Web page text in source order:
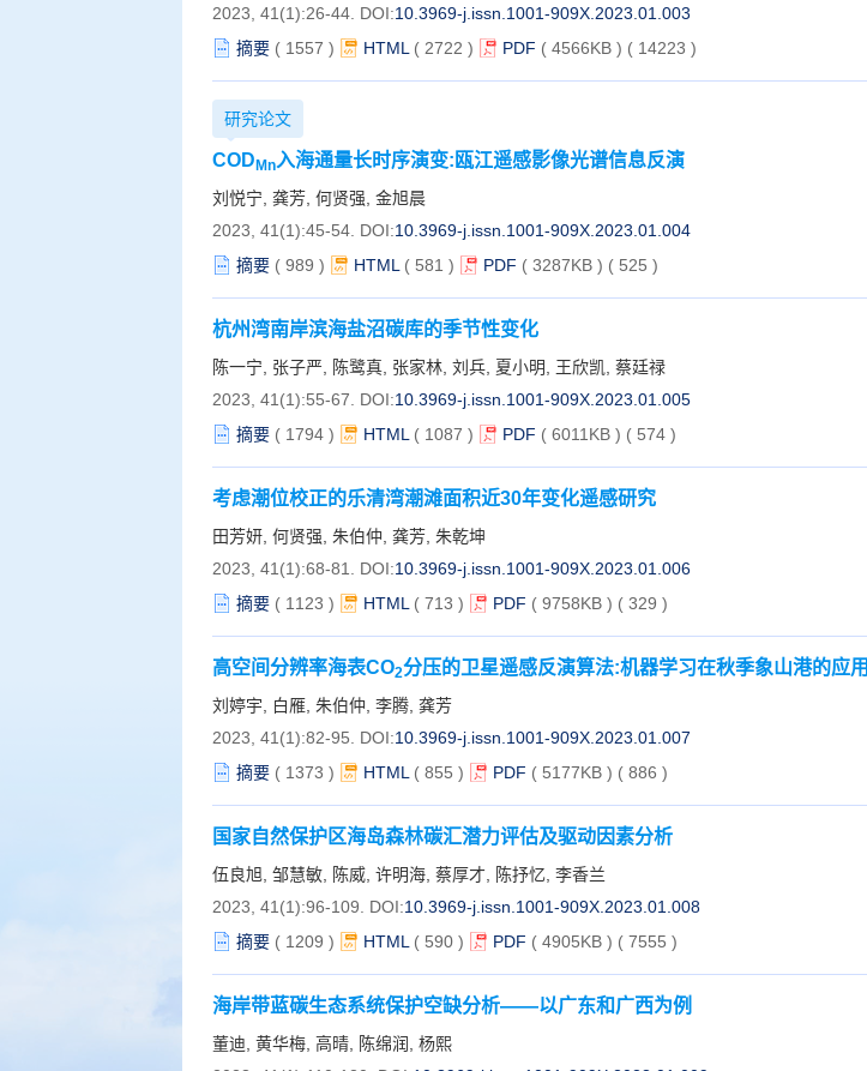
2023, 41(1):26-44. DOI:10.3969-j.issn.1001-909X.2023.01.003
摘要 ( 1557 ) HTML ( 2722 ) PDF ( 4566KB ) ( 14223 )
研究论文
COD Mn入海通量长时序演变:瓯江遥感影像光谱信息反演
刘悦宁, 龚芳, 何贤强, 金旭晨
2023, 41(1):45-54. DOI:10.3969-j.issn.1001-909X.2023.01.004
摘要 ( 989 ) HTML ( 581 ) PDF ( 3287KB ) ( 525 )
杭州湾南岸滨海盐沼碳库的季节性变化
陈一宁, 张子严, 陈鹭真, 张家林, 刘兵, 夏小明, 王欣凯, 蔡廷禄
2023, 41(1):55-67. DOI:10.3969-j.issn.1001-909X.2023.01.005
摘要 ( 1794 ) HTML ( 1087 ) PDF ( 6011KB ) ( 574 )
考虑潮位校正的乐清湾潮滩面积近30年变化遥感研究
田芳妍, 何贤强, 朱伯仲, 龚芳, 朱乾坤
2023, 41(1):68-81. DOI:10.3969-j.issn.1001-909X.2023.01.006
摘要 ( 1123 ) HTML ( 713 ) PDF ( 9758KB ) ( 329 )
高空间分辨率海表CO2分压的卫星遥感反演算法:机器学习在秋季象山港的应用
刘婷宇, 白雁, 朱伯仲, 李腾, 龚芳
2023, 41(1):82-95. DOI:10.3969-j.issn.1001-909X.2023.01.007
摘要 ( 1373 ) HTML ( 855 ) PDF ( 5177KB ) ( 886 )
国家自然保护区海岛森林碳汇潜力评估及驱动因素分析
伍良旭, 邹慧敏, 陈威, 许明海, 蔡厚才, 陈抒忆, 李香兰
2023, 41(1):96-109. DOI:10.3969-j.issn.1001-909X.2023.01.008
摘要 ( 1209 ) HTML ( 590 ) PDF ( 4905KB ) ( 7555 )
海岸带蓝碳生态系统保护空缺分析——以广东和广西为例
董迪, 黄华梅, 高晴, 陈绵润, 杨熙